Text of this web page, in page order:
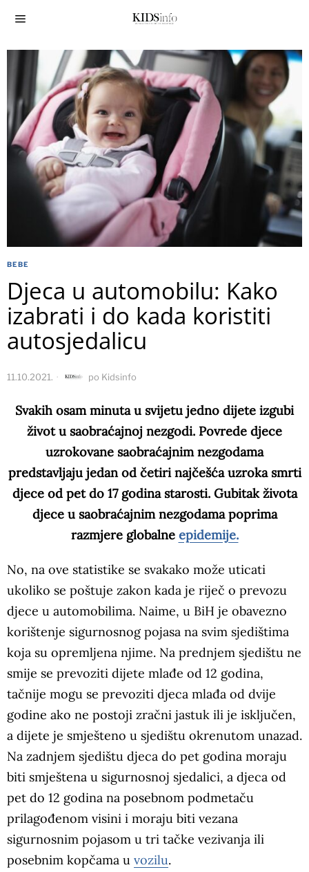
BEBE
Djeca u automobilu: Kako
izabrati i do kada koristiti
autosjedalicu
11.10.2021. po Kidsinfo
Svakih osam minuta u svijetu jedno dijete izgubi
život u saobraćajnoj nezgodi. Povrede djece
uzrokovane saobraćajnim nezgodama
predstavljaju jedan od četiri najčešća uzroka smrti
djece od pet do 17 godina starosti. Gubitak života
djece u saobraćajnim nezgodama poprima
razmjere globalne epidemije.
No, na ove statistike se svakako može uticati
ukoliko se poštuje zakon kada je riječ o prevozu
djece u automobilima. Naime, u BiH je obavezno
korištenje sigurnosnog pojasa na svim sjedištima
koja su opremljena njime. Na prednjem sjedištu ne
smije se prevoziti dijete mlađe od 12 godina,
tačnije mogu se prevoziti djeca mlađa od dvije
godine ako ne postoji zračni jastuk ili je isključen,
a dijete je smješteno u sjedištu okrenutom unazad.
Na zadnjem sjedištu djeca do pet godina moraju
biti smještena u sigurnosnoj sjedalici, a djeca od
pet do 12 godina na posebnom podmetaču
prilagođenom visini i moraju biti vezana
sigurnosnim pojasom u tri tačke vezivanja ili
posebnim kopčama u vozilu.